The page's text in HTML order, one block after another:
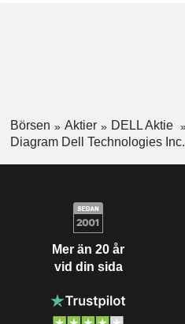
Börsen Aktier
DELL Aktie
Diagram Dell Technologies Inc.
Mer än 20 år
vid din sida